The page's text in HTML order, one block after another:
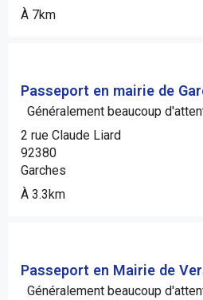
À 7km
Passeport en mairie de
Généralement beaucoup
2 rue Claude Liard
92380
Garches
À 3.3km
Passeport en Mairie de
Généralement beaucoup